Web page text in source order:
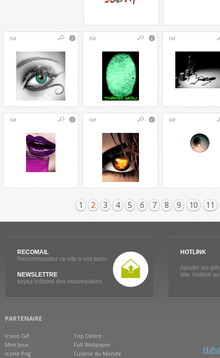
Gif Gif Gif
Gif Gif Gif
1 2 3 4 5 6 7 8 9 10 11
RECOMAIL
Recommandez ce site a vos amis.
NEWSLETTRE
soyez informé des nouveautées.
HOTLINK
Ajouter les
site. Hotlink
PARTENAIRE
Icone Gif
Mini Jeux
Icone Png
Top Delire
Full Wallpaper
Cuisine du Monde